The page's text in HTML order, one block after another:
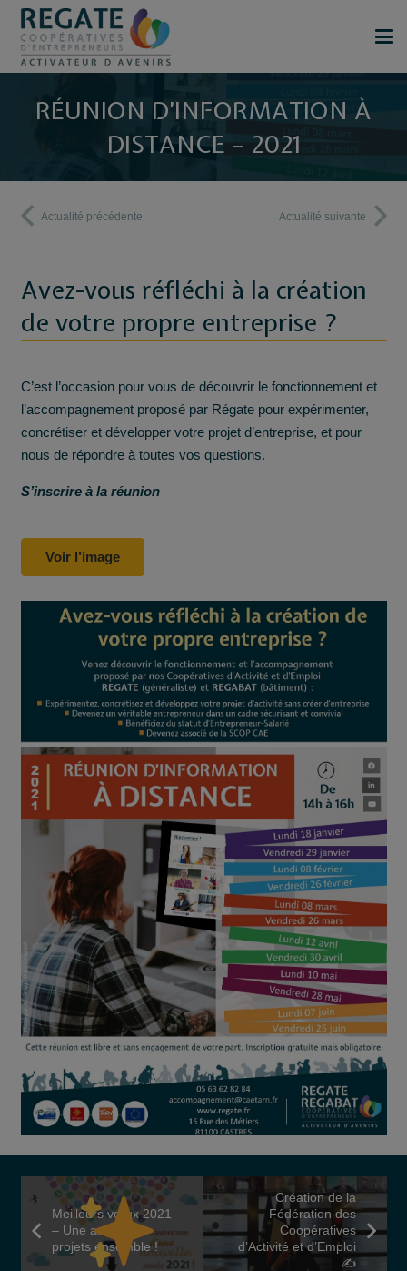
RÉUNION D’INFORMATION À
DISTANCE – 2021
Actualité précédente Actualité suivante
Avez-vous réfléchi à la création
de votre propre entreprise ?
C’est l’occasion pour vous de découvrir le fonctionnement et
l’accompagnement proposé par Régate pour expérimenter,
concrétiser et développer votre projet d’entreprise, et pour
nous de répondre à toutes vos questions.
S’inscrire à la réunion
Voir l’image
Meilleurs vœux 2021
– Une année de
projets ensemble !
Création de la
Fédération des
Coopératives
d’Activité et d’Emploi
✍️